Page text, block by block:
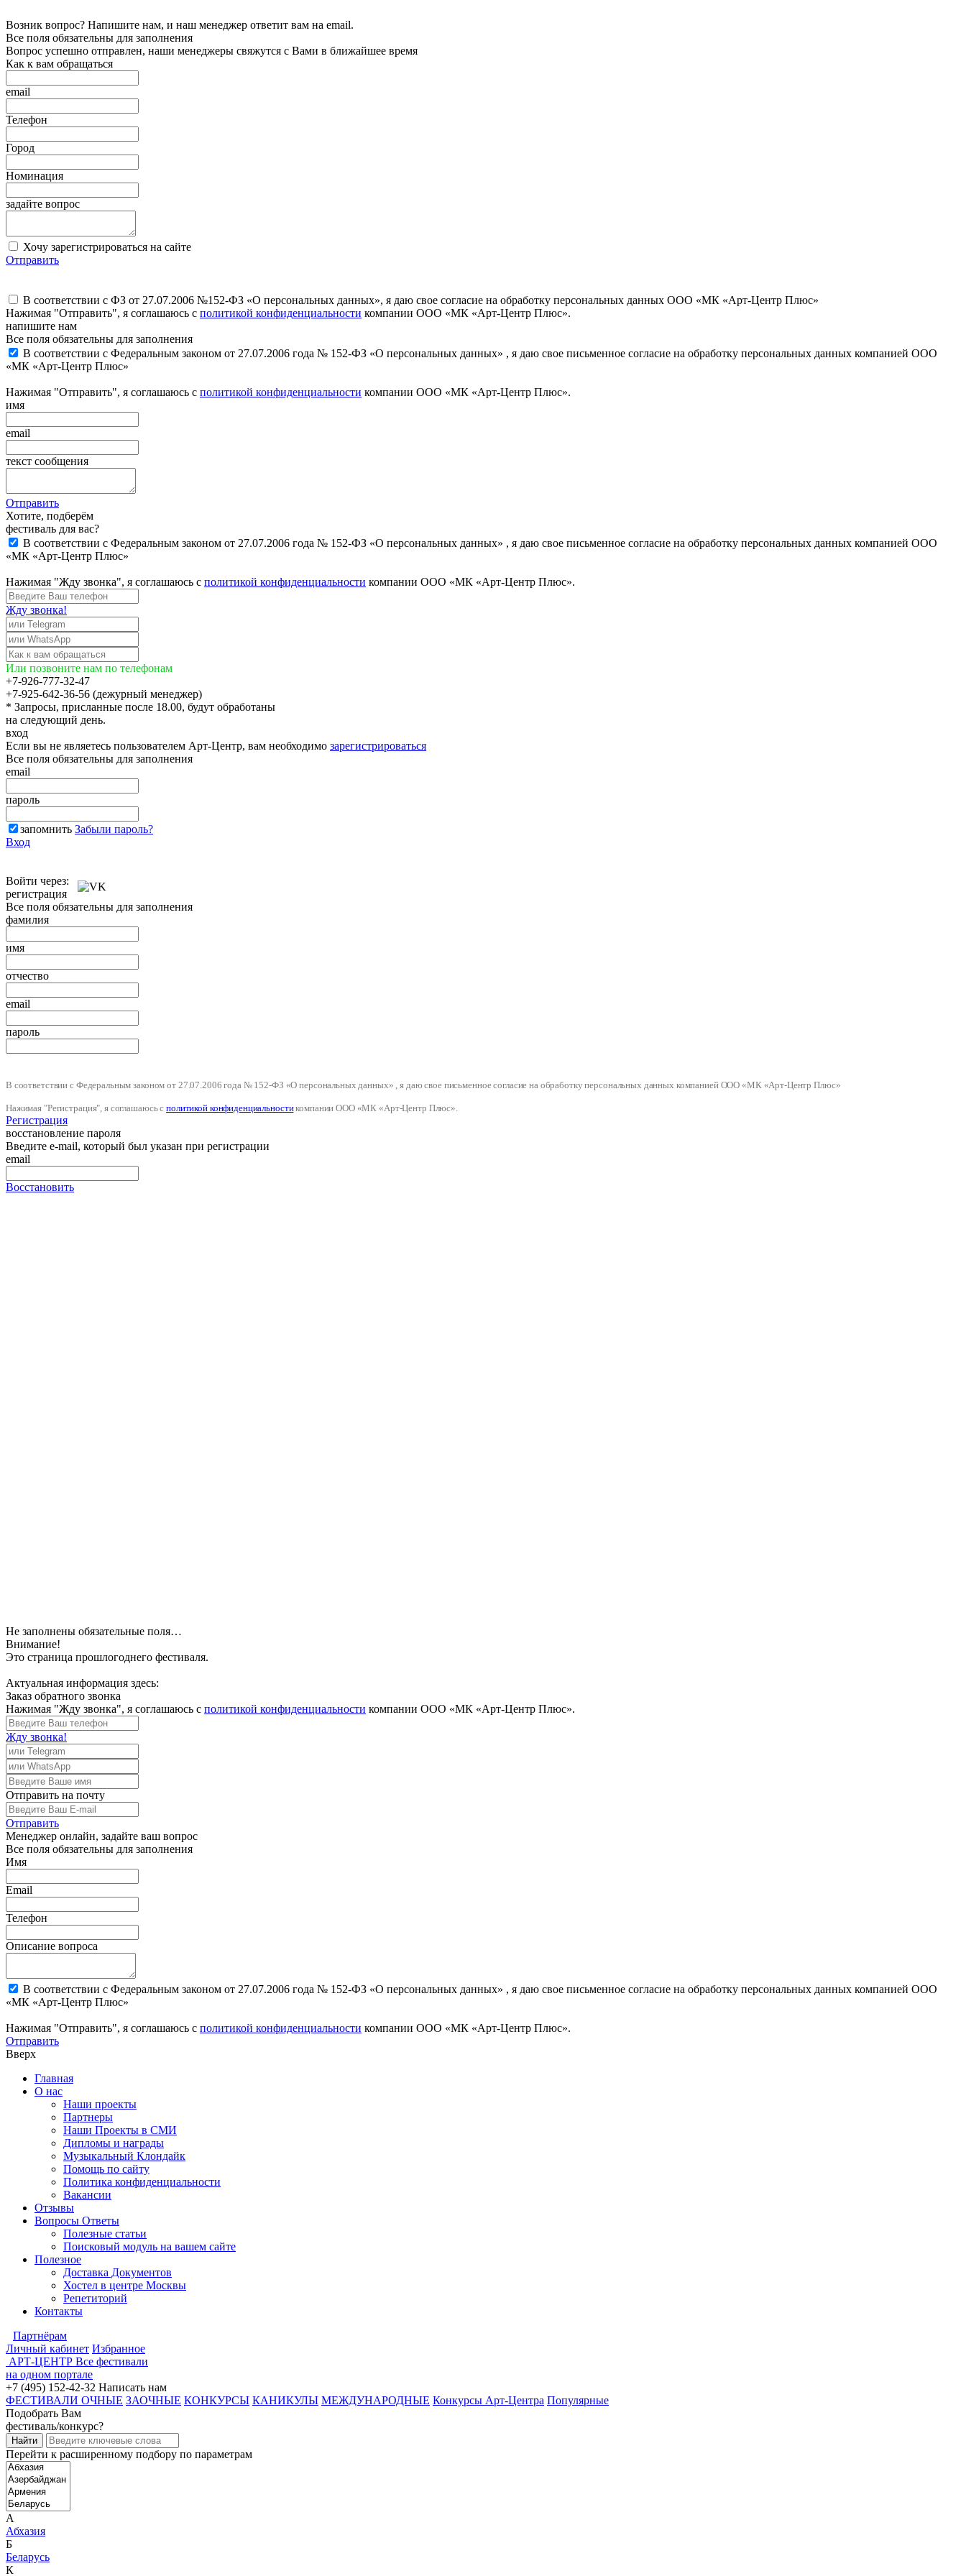
Возник вопрос? Напишите нам, и наш менеджер ответит вам на email.
Все поля обязательны для заполнения
Вопрос успешно отправлен, наши менеджеры свяжутся с Вами в ближайшее время
Как к вам обращаться
email
Телефон
Город
Номинация
задайте вопрос
Хочу зарегистрироваться на сайте
Отправить
В соответствии с ФЗ от 27.07.2006 №152-ФЗ «О персональных данных», я даю свое согласие на обработку персональных данных ООО «МК «Арт-Центр Плюс»
Нажимая "Отправить", я соглашаюсь с политикой конфиденциальности компании ООО «МК «Арт-Центр Плюс».
напишите нам
Все поля обязательны для заполнения
В соответствии с Федеральным законом от 27.07.2006 года № 152-ФЗ «О персональных данных» , я даю свое письменное согласие на обработку персональных данных компанией ООО
«МК «Арт-Центр Плюс»
Нажимая "Отправить", я соглашаюсь с политикой конфиденциальности компании ООО «МК «Арт-Центр Плюс».
имя
email
текст сообщения
Отправить
Хотите, подберём
фестиваль для вас?
В соответствии с Федеральным законом от 27.07.2006 года № 152-ФЗ «О персональных данных» , я даю свое письменное согласие на обработку персональных данных компанией ООО
«МК «Арт-Центр Плюс»
Нажимая "Жду звонка", я соглашаюсь с политикой конфиденциальности компании ООО «МК «Арт-Центр Плюс».
Жду звонка!
Или позвоните нам по телефонам
+7-926-777-32-47
+7-925-642-36-56 (дежурный менеджер)
* Запросы, присланные после 18.00, будут обработаны
на следующий день.
вход
Если вы не являетесь пользователем Арт-Центр, вам необходимо зарегистрироваться
Все поля обязательны для заполнения
email
пароль
запомнить Забыли пароль?
Вход
Войти через:
регистрация
Все поля обязательны для заполнения
фамилия
имя
отчество
email
пароль
В соответствии с Федеральным законом от 27.07.2006 года № 152-ФЗ «О персональных данных» , я даю свое письменное согласие на обработку персональных данных компанией ООО «МК «Арт-Центр Плюс»
Нажимая "Регистрация", я соглашаюсь сполитикой конфиденциальностикомпании ООО «МК «Арт-Центр Плюс».
Регистрация
восстановление пароля
Введите e-mail, который был указан при регистрации
email
Восстановить
Не заполнены обязательные поля…
Внимание!
Это страница прошлогоднего фестиваля.
Актуальная информация здесь:
Заказ обратного звонка
Нажимая "Жду звонка", я соглашаюсь с политикой конфиденциальности компании ООО «МК «Арт-Центр Плюс».
Жду звонка!
Отправить на почту
Отправить
Менеджер онлайн, задайте ваш вопрос
Все поля обязательны для заполнения
Имя
Email
Телефон
Описание вопроса
В соответствии с Федеральным законом от 27.07.2006 года № 152-ФЗ «О персональных данных» , я даю свое письменное согласие на обработку персональных данных компанией ООО
«МК «Арт-Центр Плюс»
Нажимая "Отправить", я соглашаюсь с политикой конфиденциальности компании ООО «МК «Арт-Центр Плюс».
Отправить
Вверх
Главная
О нас
Наши проекты
Партнеры
Наши Проекты в СМИ
Дипломы и награды
Музыкальный Клондайк
Помощь по сайту
Политика конфиденциальности
Вакансии
Отзывы
Вопросы Ответы
Полезные статьи
Поисковый модуль на вашем сайте
Полезное
Доставка Документов
Хостел в центре Москвы
Репетиторий
Контакты
Партнёрам
Личный кабинет Избранное
АРТ-ЦЕНТР Все фестивали
на одном портале
+7 (495) 152-42-32 Написать нам
ФЕСТИВАЛИ ОЧНЫЕ ЗАОЧНЫЕ КОНКУРСЫ КАНИКУЛЫ МЕЖДУНАРОДНЫЕ Конкурсы Арт-Центра Популярные
Подобрать Вам
фестиваль/конкурс?
Перейти к расширенному подбору по параметрам
А
Абхазия
Б
Беларусь
К